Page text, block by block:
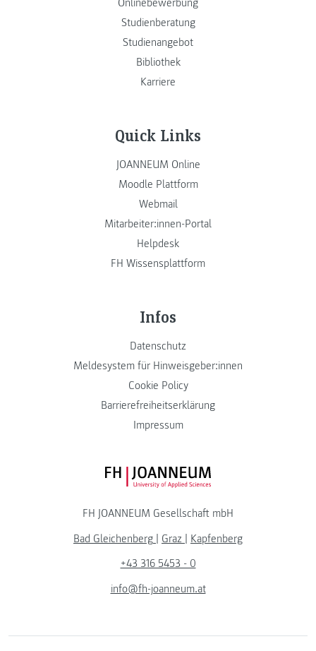
Studienberatung
Studienangebot
Bibliothek
Karriere
Quick Links
JOANNEUM Online
Moodle Plattform
Webmail
Mitarbeiter:innen-Portal
Helpdesk
FH Wissensplattform
Infos
Datenschutz
Meldesystem für Hinweisgeber:innen
Cookie Policy
Barrierefreiheitserklärung
Impressum
FH JOANNEUM Logo
FH JOANNEUM Gesellschaft mbH
Bad Gleichenberg | Graz | Kapfenberg
+43 316 5453 - 0
info@fh-joanneum.at